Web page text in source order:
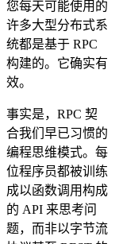
您每天可能使用的
许多大型分布式系
统都是基于 RPC
构建的。它确实有
效。
事实是，RPC 契
合我们早已习惯的
编程思维模式。每
位程序员都被训练
成以函数调用构成
的 API 来思考问
题，而非以字节流